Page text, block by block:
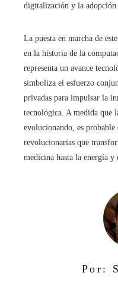
digitalización y la adopción
La puesta en marcha de
en la historia de la
representa un avance
simboliza el esfuerzo
privadas para impulsar la
tecnológica. A medida que
evolucionando, es probable
revolucionarias que
medicina hasta la energía y
Por: